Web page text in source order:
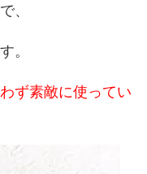
、
。
ず素敵に使ってい